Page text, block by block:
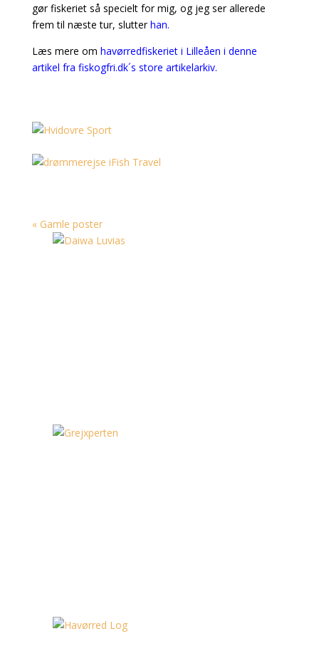
gør fiskeriet så specielt for mig, og jeg ser allerede
frem til næste tur, slutterhan.
Læs mere om havørredfiskeriet i Lilleåen i denne
artikel fra fiskogfri.dk´s store artikelarkiv.
« Gamle poster